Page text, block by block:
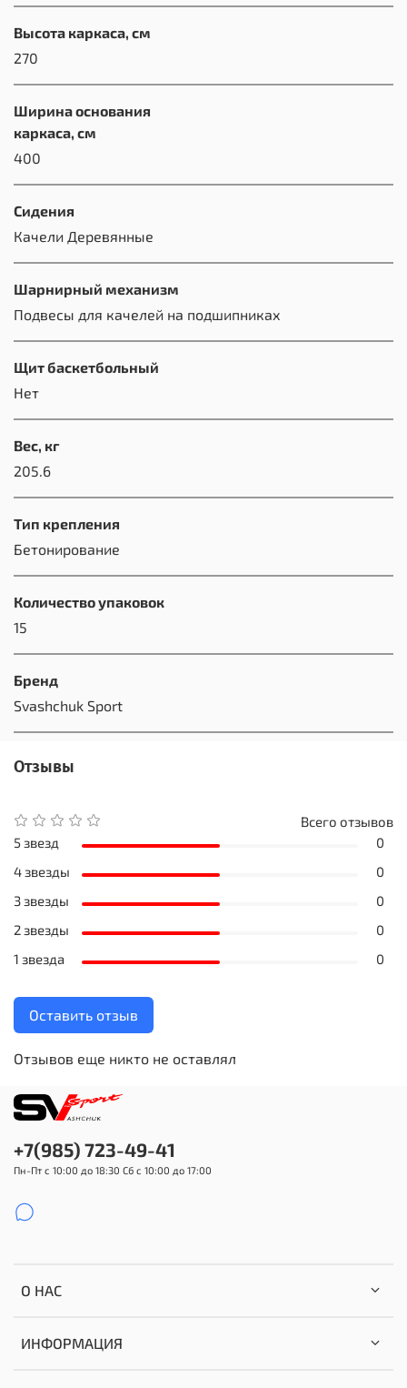
Высота каркаса, см
270
Ширина основания
каркаса, см
400
Сидения
Качели Деревянные
Шарнирный механизм
Подвесы для качелей на подшипниках
Щит баскетбольный
Нет
Вес, кг
205.6
Тип крепления
Бетонирование
Количество упаковок
15
Бренд
Svashchuk Sport
Отзывы
Отзывов еще никто не оставлял
Всего отзывов
5 звезд
0
4 звезды
0
3 звезды
0
2 звезды
0
1 звезда
0
Оставить отзыв
О НАС
ИНФОРМАЦИЯ
+7(985) 723-49-41
Пн-Пт с 10:00 до 18:30 Сб с 10:00 до 17:00